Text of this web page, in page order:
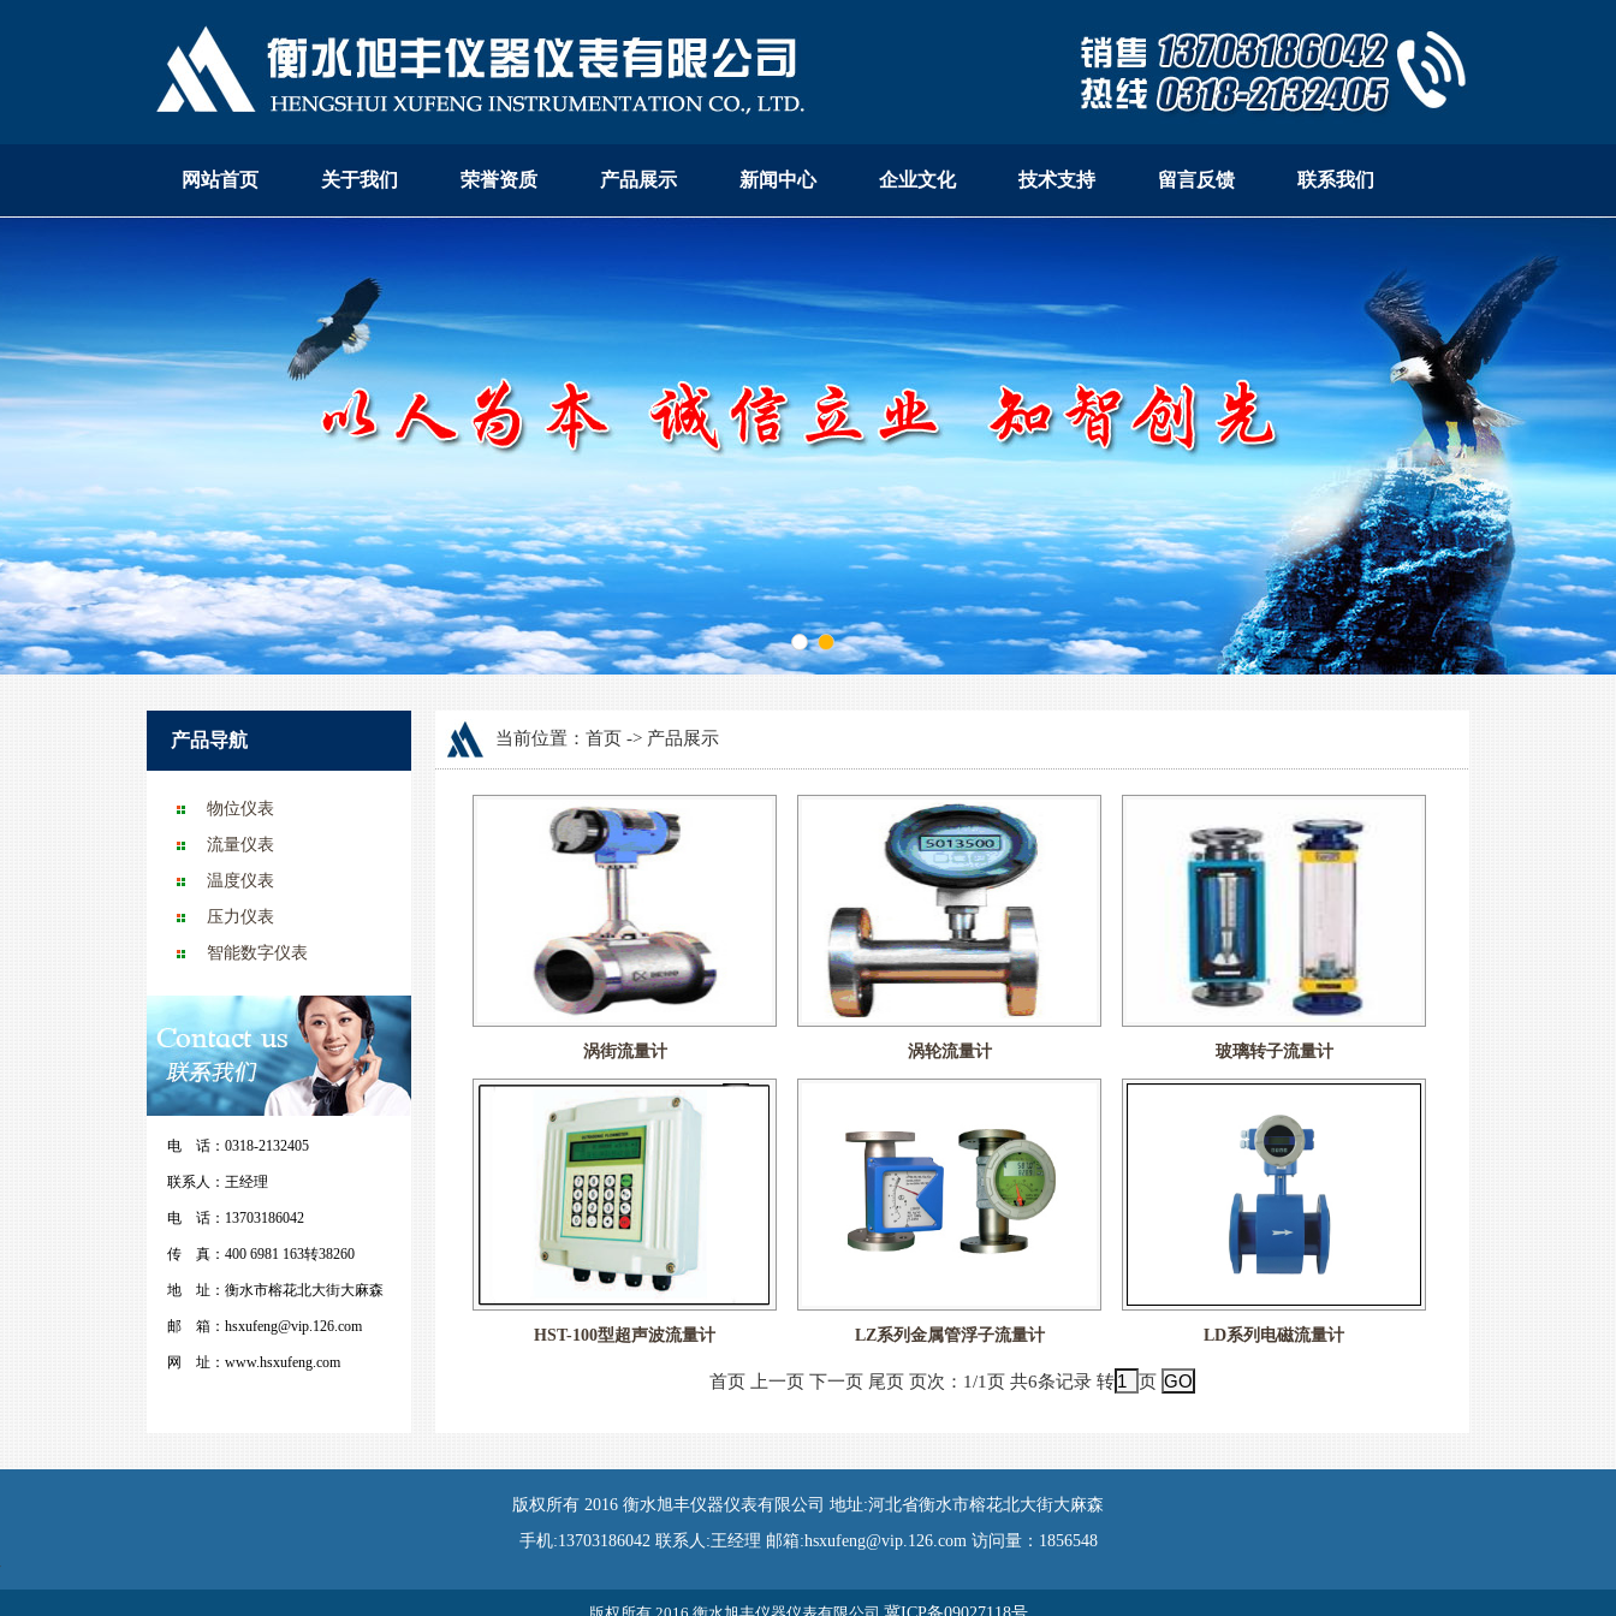
网站首页 关于我们 荣誉资质 产品展示 新闻中心 企业文化 技术支持 留言反馈 联系我们
1 2
产品导航
物位仪表
流量仪表
温度仪表
压力仪表
智能数字仪表
电 话： 0318-2132405
联系人： 王经理
电 话： 13703186042
传 真： 400 6981 163转38260
地 址： 衡水市榕花北大街大麻森
邮 箱： hsxufeng@vip.126.com
网 址： www.hsxufeng.com
当前位置：首页 -> 产品展示
涡街流量计 涡轮流量计 玻璃转子流量计
HST-100型超声波流量计 LZ系列金属管浮子流量计 LD系列电磁流量计
首页 上一页 下一页 尾页 页次：1/1页 共6条记录 转 页
版权所有 2016 衡水旭丰仪器仪表有限公司 地址:河北省衡水市榕花北大街大麻森
手机:13703186042 联系人:王经理 邮箱:hsxufeng@vip.126.com 访问量：1856548
河
北